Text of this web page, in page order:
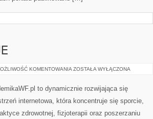
KOMENTOWANIA LIFESTYLE
ZOSTAŁA WYŁĄCZONA
to dynamicznie rozwijająca się
internetowa, która koncentruje się sporcie,
zdrowotnej, fizjoterapii oraz poszerzaniu